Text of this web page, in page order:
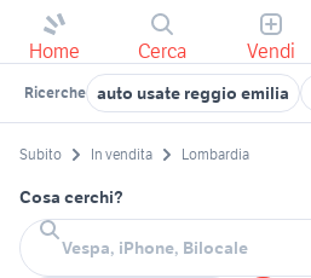
Home Cerca Vendi
Ricerche auto usate reggio emilia
Subito In vendita Lombardia
Cosa cerchi?